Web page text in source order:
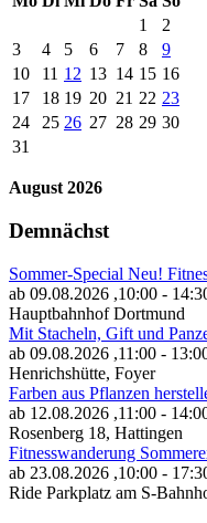
1
2
3
4 5 6 7 8
9
10
11 12 13 14 15 16
17
18 19 20 21 22 23
24
25 26 27 28 29 30
31
August 2026
Demnächst
Sommer-Special Neu!
ab 09.08.2026 ,10:00 -
Hauptbahnhof Dortmund
Mit Stacheln, Gift und
ab 09.08.2026 ,11:00 -
Henrichshütte, Foyer
Farben aus Pflanzen
ab 12.08.2026 ,11:00 -
Rosenberg 18, Hattingen
Fitnesswanderung
ab 23.08.2026 ,10:00 -
Ride Parkplatz am S-